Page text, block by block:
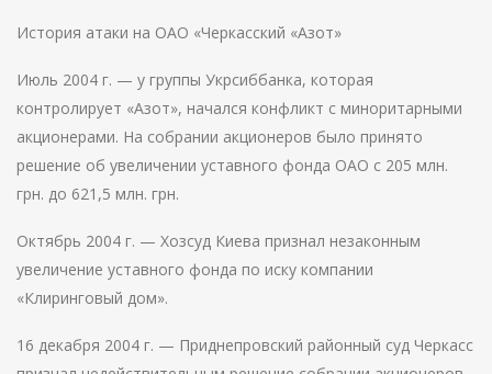
История атаки на ОАО «Черкасский «Азот»
Июль 2004 г. — у группы Укрсиббанка, которая
контролирует «Азот», начался конфликт с миноритарными
акционерами. На собрании акционеров было принято
решение об увеличении уставного фонда ОАО с 205 млн.
грн. до 621,5 млн. грн.
Октябрь 2004 г. — Хозсуд Киева признал незаконным
увеличение уставного фонда по иску компании
«Клиринговый дом».
16 декабря 2004 г. — Приднепровский районный суд Черкасс